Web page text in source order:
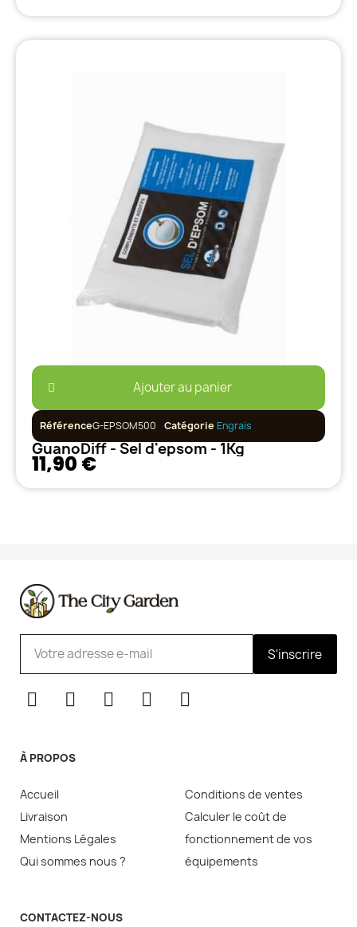
Ajouter au panier
RéférenceG-EPSOM500 Catégorie Engrais
GuanoDiff - Sel d'epsom - 1Kg
11,90 €
S'inscrire
À PROPOS
Accueil
Livraison
Mentions Légales
Qui sommes nous ?
Conditions de ventes
Calculer le coût de
fonctionnement de vos
équipements
CONTACTEZ-NOUS